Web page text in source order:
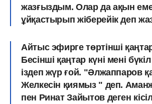
жазғыздым. Олар да ақын
ұйқастырып жіберейік деп
Айтыс эфирге төртінші
Бесінші қаңтар күні мені
іздеп жүрғой. "Әлжаппаров
Желкесін қиямыз " деп.
пен Ринат Зайытов деген